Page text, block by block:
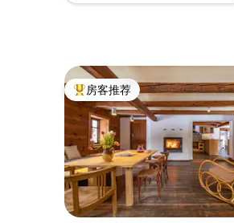
热门「房客推荐」
房客推荐